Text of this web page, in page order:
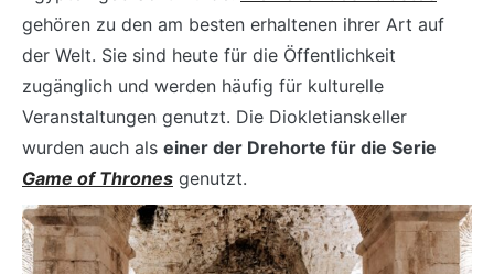
gehören zu den am besten erhaltenen ihrer Art auf
der Welt. Sie sind heute für die Öffentlichkeit
zugänglich und werden häufig für kulturelle
Veranstaltungen genutzt. Die Diokletianskeller
wurden auch als einer der Drehorte für die Serie
Game of Thrones genutzt.